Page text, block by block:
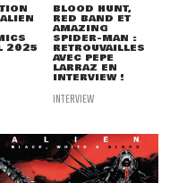
2025
BLOOD HUNT,
RED BAND ET
AMAZING
SPIDER-MAN :
RETROUVAILLES
AVEC PEPE
LARRAZ EN
INTERVIEW !
INTERVIEW